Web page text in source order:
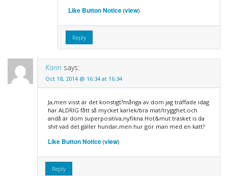
Like Button Notice(view)
Reply
Karin says:
Oct 18, 2014 @ 16:34 at 16:34
Ja,men visst är det konstigt?många av dom jag träffade idag
har ALDRIG fått så mycket kärlek/bra mat/trygghet,och
ändå är dom superpositiva,nyfikna.Hot&mut träsket is da
shit vad det gäller hundar,men hur gör man med en katt?
Like Button Notice(view)
Reply